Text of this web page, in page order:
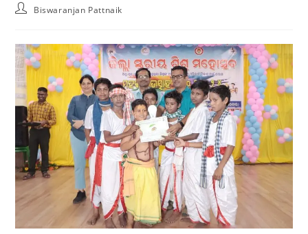
Biswaranjan Pattnaik